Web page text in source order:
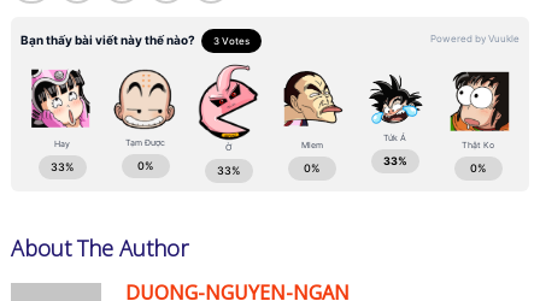
About The Author
DUONG-NGUYEN-NGAN